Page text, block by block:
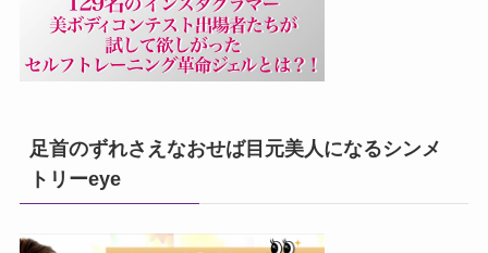
足首のずれさえなおせば目元美人になるシンメ
トリーeye